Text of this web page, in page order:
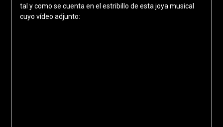
tal y como se cuenta en el estribillo de esta joya musical
cuyo vídeo adjunto: